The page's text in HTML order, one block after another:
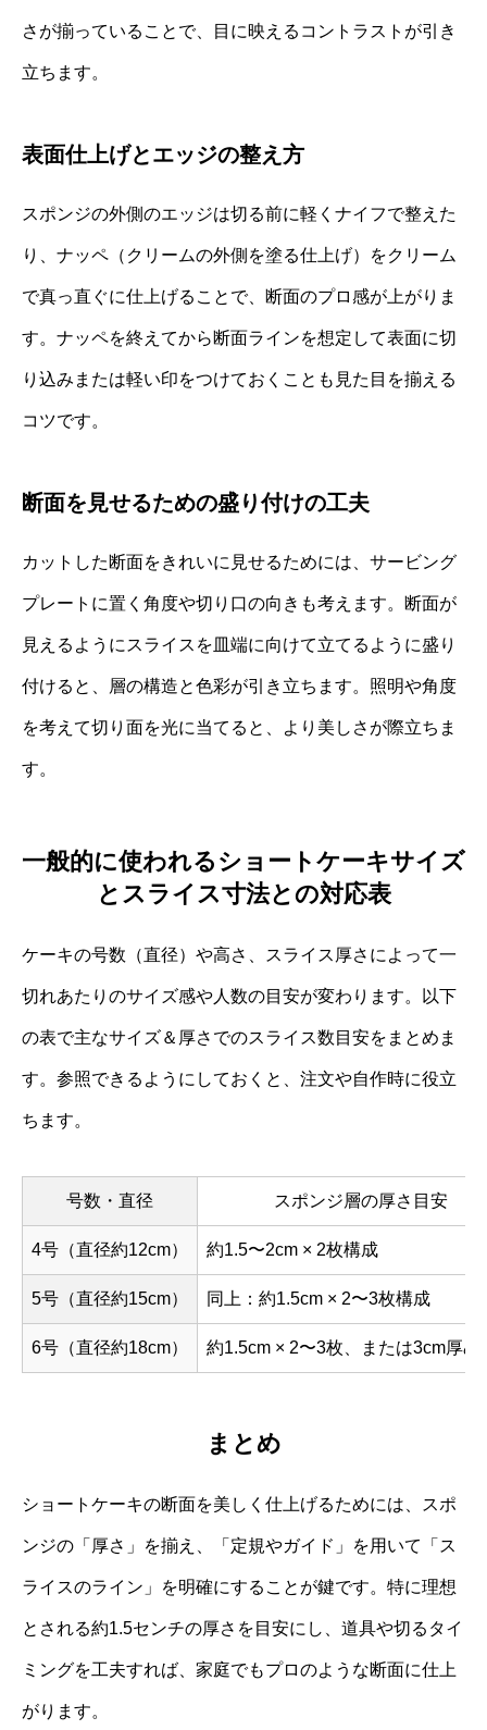
さが揃っていることで、目に映えるコントラストが引き
立ちます。
表面仕上げとエッジの整え方
スポンジの外側のエッジは切る前に軽くナイフで整えた
り、ナッペ（クリームの外側を塗る仕上げ）をクリーム
で真っ直ぐに仕上げることで、断面のプロ感が上がりま
す。ナッペを終えてから断面ラインを想定して表面に切
り込みまたは軽い印をつけておくことも見た目を揃える
コツです。
断面を見せるための盛り付けの工夫
カットした断面をきれいに見せるためには、サービング
プレートに置く角度や切り口の向きも考えます。断面が
見えるようにスライスを皿端に向けて立てるように盛り
付けると、層の構造と色彩が引き立ちます。照明や角度
を考えて切り面を光に当てると、より美しさが際立ちま
す。
一般的に使われるショートケーキサイズ
とスライス寸法との対応表
ケーキの号数（直径）や高さ、スライス厚さによって一
切れあたりのサイズ感や人数の目安が変わります。以下
の表で主なサイズ＆厚さでのスライス数目安をまとめま
す。参照できるようにしておくと、注文や自作時に役立
ちます。
号数・直径 スポンジ層の厚さ目安
4号（直径約12cm） 約1.5〜2cm × 2枚構成
5号（直径約15cm） 同上：約1.5cm × 2〜3枚構成
6号（直径約18cm） 約1.5cm × 2〜3枚、または3cm厚め
まとめ
ショートケーキの断面を美しく仕上げるためには、スポ
ンジの「厚さ」を揃え、「定規やガイド」を用いて「ス
ライスのライン」を明確にすることが鍵です。特に理想
とされる約1.5センチの厚さを目安にし、道具や切るタイ
ミングを工夫すれば、家庭でもプロのような断面に仕上
がります。